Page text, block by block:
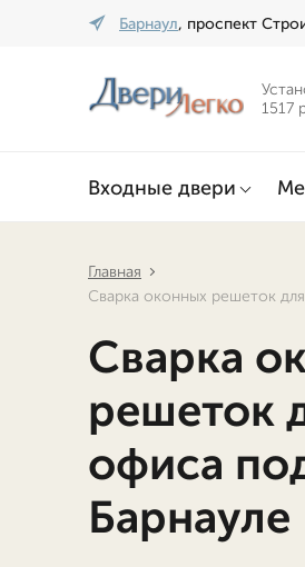
Барнаул, проспект
1517
Входные двери
Главная
Сварка оконных решеток
Сварка
решеток
офиса
Барнауле